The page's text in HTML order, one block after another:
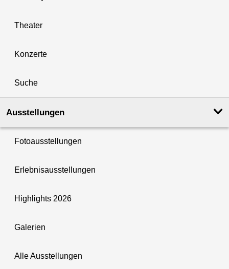
Theater
Konzerte
Suche
Ausstellungen
Fotoausstellungen
Erlebnisausstellungen
Highlights 2026
Galerien
Alle Ausstellungen